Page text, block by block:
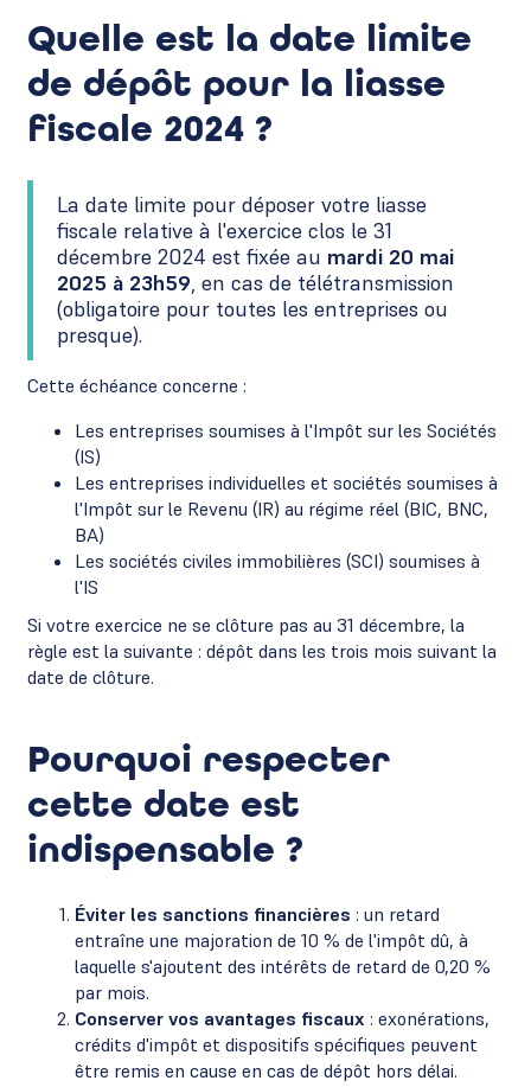
Quelle est la date limite
de dépôt pour la liasse
fiscale 2024 ?
La date limite pour déposer votre liasse
fiscale relative à l'exercice clos le 31
décembre 2024 est fixée au mardi 20 mai
2025 à 23h59, en cas de télétransmission
(obligatoire pour toutes les entreprises ou
presque).
Cette échéance concerne :
Les entreprises soumises à l'Impôt sur les Sociétés
(IS)
Les entreprises individuelles et sociétés soumises à
l'Impôt sur le Revenu (IR) au régime réel (BIC, BNC,
BA)
Les sociétés civiles immobilières (SCI) soumises à
l'IS
Si votre exercice ne se clôture pas au 31 décembre, la
règle est la suivante : dépôt dans les trois mois suivant la
date de clôture.
Pourquoi respecter
cette date est
indispensable ?
Éviter les sanctions financières : un retard
entraîne une majoration de 10 % de l'impôt dû, à
laquelle s'ajoutent des intérêts de retard de 0,20 %
par mois.
Conserver vos avantages fiscaux : exonérations,
crédits d'impôt et dispositifs spécifiques peuvent
être remis en cause en cas de dépôt hors délai.